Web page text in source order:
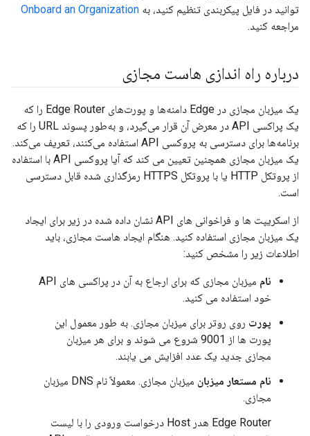
توانید در فایل پیکربندی تنظیم کنید، به Onboard an Organization
مراجعه کنید.
درباره راه اندازی هاست مجازی
یک میزبان مجازی در Edge دامنه‌ها و پورت‌های Edge Router را که
یک پراکسی API در معرض آن قرار می‌گیرد، و به‌طور پسوند URL را که
برنامه‌ها برای دسترسی به پروکسی API استفاده می‌کنند، تعریف می‌کند.
یک میزبان مجازی همچنین تعیین می کند که آیا پروکسی API با استفاده
از پروتکل HTTP یا با پروتکل HTTPS رمزگذاری شده قابل دسترسی
است.
از اسکریپت ها و فراخوانی های API نشان داده شده در زیر برای ایجاد
یک میزبان مجازی استفاده کنید. هنگام ایجاد هاست مجازی، باید
اطلاعات زیر را مشخص کنید:
نام
میزبان مجازی که برای ارجاع به آن در پراکسی های API
خود استفاده می کنید.
پورت روی روتر برای میزبان مجازی. به طور معمول این
پورت ها از 9001 شروع می شوند و برای هر میزبان
مجازی جدید یک عدد افزایش می یابند.
نام مستعار میزبان
میزبان مجازی. معمولاً نام DNS میزبان
مجازی.
Edge Router هدر Host درخواست ورودی را با لیست